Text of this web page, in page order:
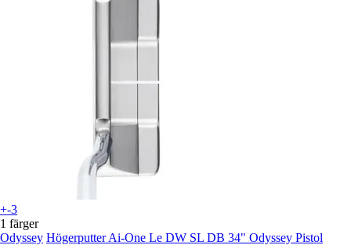
+-3
1 färger
Odyssey Högerputter Ai-One Le DW SL DB 34" Odyssey Pistol